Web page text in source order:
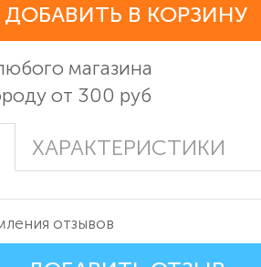
ДОБАВИТЬ В КОРЗИНУ
магазина
от 300 руб
ХАРАКТЕРИСТИКИ
отзывов